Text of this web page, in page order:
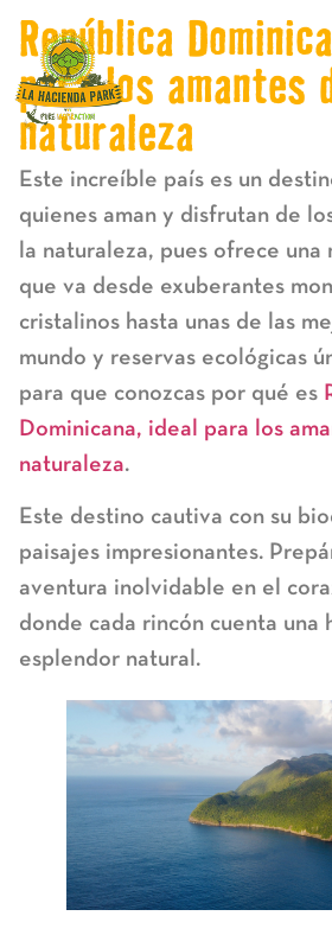
República
para los amantes
naturaleza
Este increíble país es un
quienes aman y disfrutan de
la naturaleza, pues ofrece
que va desde exuberantes
cristalinos hasta unas de las
mundo y reservas ecológicas
para que conozcas por qué es
Dominicana, ideal para los
naturaleza.
Este destino cautiva con su
paisajes impresionantes.
aventura inolvidable en el
donde cada rincón cuenta una
esplendor natural.